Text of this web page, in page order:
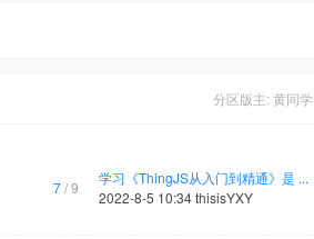
分区版主:黄同学
7/ 9
学习《ThingJS从入门到精通》是 ...
2022-8-5 10:34thisisYXY